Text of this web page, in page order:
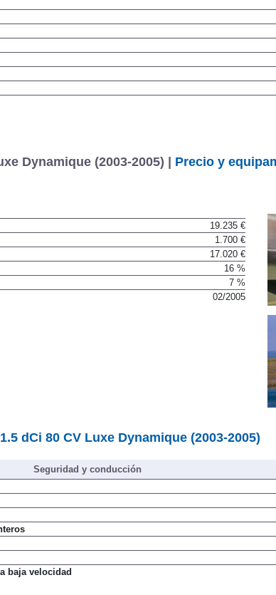
Dynamique (2003-2005) | Precio y
19.235 €
1.700 €
17.020 €
16 %
7 %
02/2005
dCi 80 CV Luxe Dynamique (2003-2005)
Seguridad y conducción
baja velocidad